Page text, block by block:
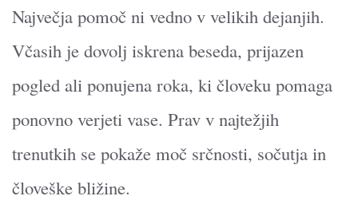
Največja pomoč ni vedno v velikih dejanjih.
Včasih je dovolj iskrena beseda, prijazen
pogled ali ponujena roka, ki človeku pomaga
ponovno verjeti vase. Prav v najtežjih
trenutkih se pokaže moč srčnosti, sočutja in
človeške bližine.